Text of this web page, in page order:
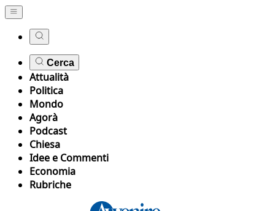
Cerca
Attualità
Politica
Mondo
Agorà
Podcast
Chiesa
Idee e Commenti
Economia
Rubriche